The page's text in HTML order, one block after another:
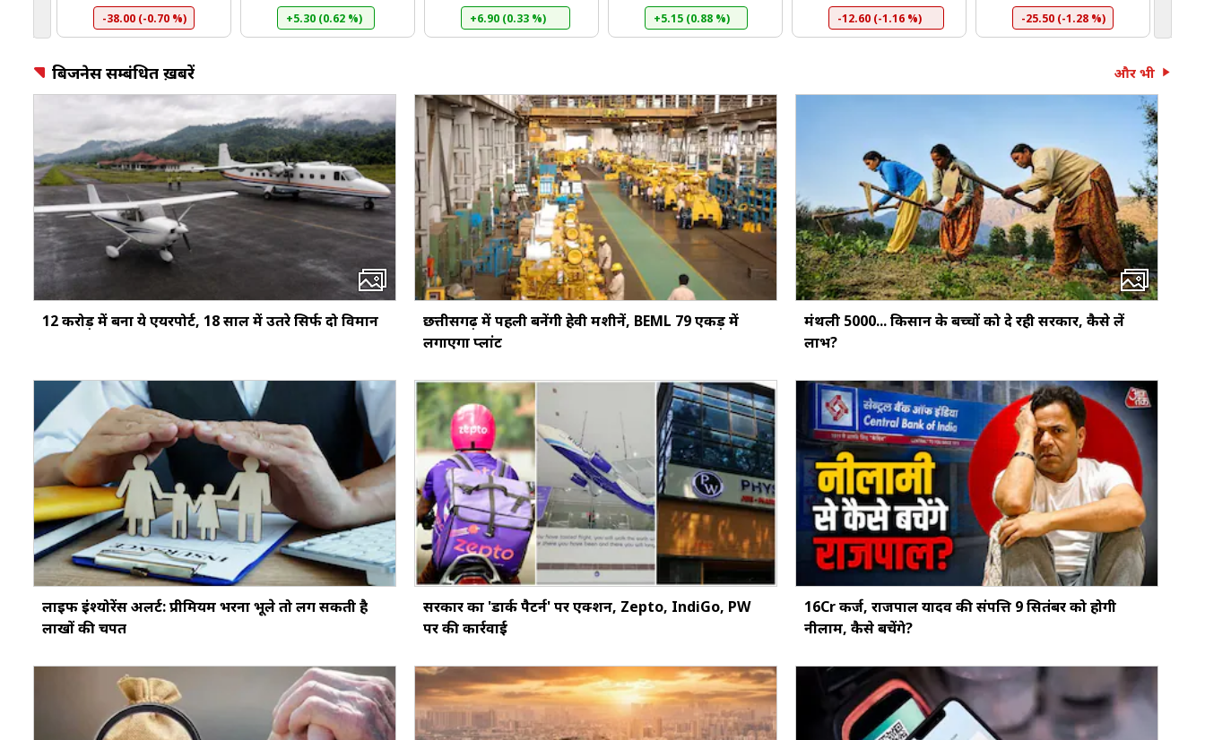
-38.00 (-0.70 %) +5.30 (0.62 %) +6.90 (0.33 %) +5.15 (0.88 %) -12.60 (-1.16 %) -25.50 (-1.28 %)
बिजनेस सम्बंधित ख़बरें
12 करोड़ में बना ये एयरपोर्ट, 18 साल में उतरे सिर्फ दो विमान
छत्तीसगढ़ में पहली बनेंगी हेवी मशीनें, BEML 79 एकड़ में
लगाएगा प्लांट
मंथली ₹5000... किसान के बच्‍चों को दे रही सरकार, कैसे लें
लाभ?
लाइफ इंश्योरेंस अलर्ट: प्रीमियम भरना भूले तो लग सकती है
लाखों की चपत
सरकार का 'डार्क पैटर्न' पर एक्शन, Zepto, IndiGo, PW
पर की कार्रवाई
16Cr कर्ज, राजपाल यादव की संपत्ति 9 सितंबर को होगी
नीलाम, कैसे बचेंगे?
और भी